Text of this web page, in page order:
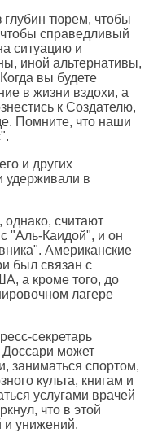
тюрем, чтобы
справедливый
ситуацию и
иной альтернативы,
вы будете
в жизни вздохи, а
к Создателю,
Помните, что наши
и других
удерживали в
считают
"Аль-Каидой", и он
Американские
был связан с
а кроме того, до
лагере
секретарь
может
заниматься спортом,
культа, книгам и
услугами врачей
что в этой
и унижений.